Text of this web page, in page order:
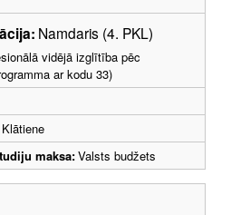
Namdaris (4. PKL)
vidējā izglītība pēc
ar kodu 33)
Klātiene
maksa:Valsts budžets